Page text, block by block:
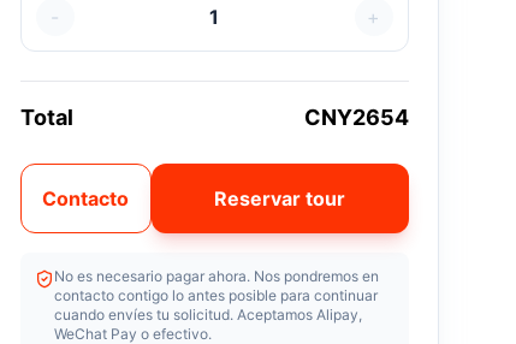
- 1 +
Total CNY2654
Contacto Reservar tour
No es necesario pagar ahora. Nos pondremos en
contacto contigo lo antes posible para continuar
cuando envíes tu solicitud. Aceptamos Alipay,
WeChat Pay o efectivo.